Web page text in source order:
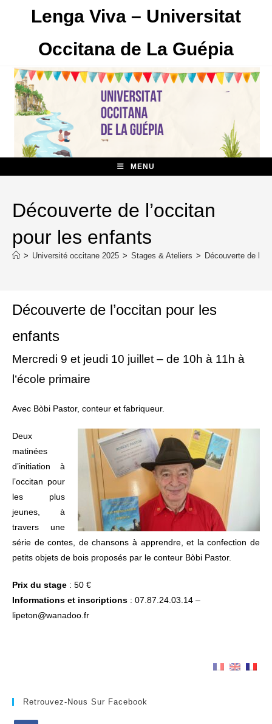
Lenga Viva – Universitat
Occitana de La Guépia
MENU
Découverte de l’occitan
pour les enfants
> Université occitane 2025 > Stages & Ateliers > Découverte de
Découverte de l’occitan pour les
enfants
Mercredi 9 et jeudi 10 juillet – de 10h à 11h à
l‘école primaire
Avec Bòbi Pastor, conteur et fabriqueur.
Deux
matinées
d’initiation à
l’occitan pour
les plus
jeunes, à
travers une
série de contes, de chansons à apprendre, et la confection de
petits objets de bois proposés par le conteur Bòbi Pastor.
Prix du stage : 50 €
Informations et inscriptions : 07.87.24.03.14 –
lipeton@wanadoo.fr
Retrouvez-Nous Sur Facebook